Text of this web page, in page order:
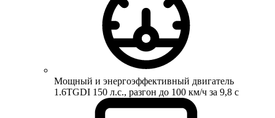
Мощный и энергоэффективный двигатель
1.6TGDI 150 л.с., разгон до 100 км/ч за 9,8 с